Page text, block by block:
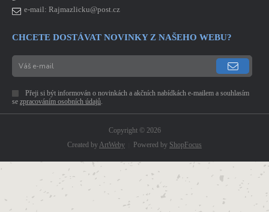
e-mail: Rajmazlicku@post.cz
CHCETE DOSTÁVAT NOVINKY Z NAŠEHO WEBU?
Přeji si být informován o novinkách a akčních nabídkách e-mailem a souhlasím
se zpracováním osobních údajů
Copyright © 2026
Created by ArtWeby Powered by ShopFocus